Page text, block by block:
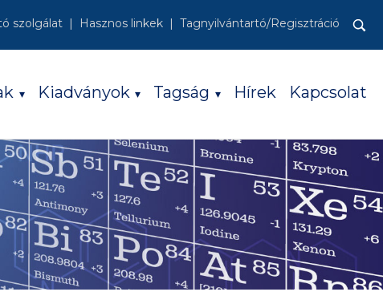
szolgálat Hasznos linkek
Tagnyilvántartó/Regisztráció
Keresés:
Kiadványok Tagság Hírek Kapcsolat